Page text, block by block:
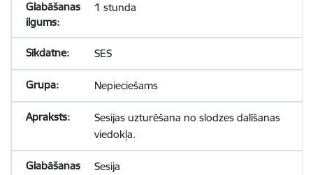
1 stunda
SES
Nepieciešams
Sesijas uzturēšana no slodzes dalīšanas
viedokļa.
Sesija